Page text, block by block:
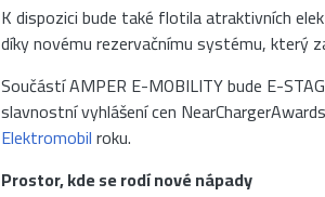
K dispozici bude také flotila atraktivních
díky novému rezervačnímu systému, který
Součástí AMPER E-MOBILITY bude E-
slavnostní vyhlášení cen
Elektromobilroku.
Prostor, kde se rodí nové nápady